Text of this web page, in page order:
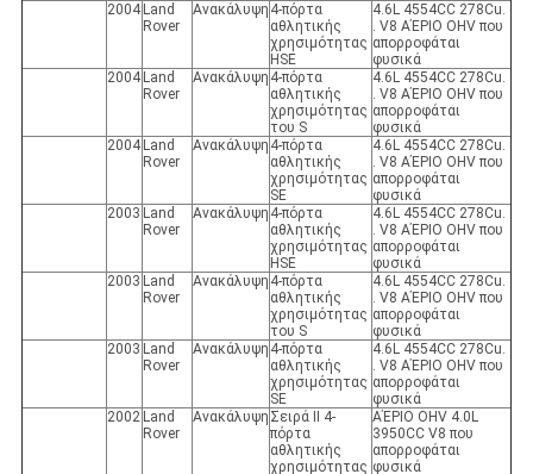
2004 Land
Rover
Ανακάλυψη 4-πόρτα
αθλητικής
χρησιμότητας
HSE
4.6L 4554CC 278Cu.
. V8 ΑΈΡΙΟ OHV που
απορροφάται
φυσικά
2004 Land
Rover
Ανακάλυψη 4-πόρτα
αθλητικής
χρησιμότητας
του S
4.6L 4554CC 278Cu.
. V8 ΑΈΡΙΟ OHV που
απορροφάται
φυσικά
2004 Land
Rover
Ανακάλυψη 4-πόρτα
αθλητικής
χρησιμότητας
SE
4.6L 4554CC 278Cu.
. V8 ΑΈΡΙΟ OHV που
απορροφάται
φυσικά
2003 Land
Rover
Ανακάλυψη 4-πόρτα
αθλητικής
χρησιμότητας
HSE
4.6L 4554CC 278Cu.
. V8 ΑΈΡΙΟ OHV που
απορροφάται
φυσικά
2003 Land
Rover
Ανακάλυψη 4-πόρτα
αθλητικής
χρησιμότητας
του S
4.6L 4554CC 278Cu.
. V8 ΑΈΡΙΟ OHV που
απορροφάται
φυσικά
2003 Land
Rover
Ανακάλυψη 4-πόρτα
αθλητικής
χρησιμότητας
SE
4.6L 4554CC 278Cu.
. V8 ΑΈΡΙΟ OHV που
απορροφάται
φυσικά
2002 Land
Rover
Ανακάλυψη Σειρά ΙΙ 4-
πόρτα
αθλητικής
χρησιμότητας
ΑΈΡΙΟ OHV 4.0L
3950CC V8 που
απορροφάται
φυσικά